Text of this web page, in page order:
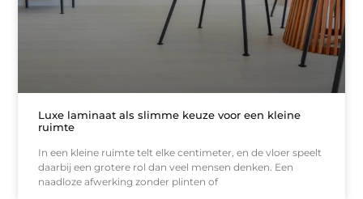
Luxe laminaat als slimme keuze voor een kleine
ruimte
In een kleine ruimte telt elke centimeter, en de vloer speelt
daarbij een grotere rol dan veel mensen denken. Een
naadloze afwerking zonder plinten of